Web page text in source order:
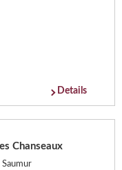
Details
Chanseaux
Saumur